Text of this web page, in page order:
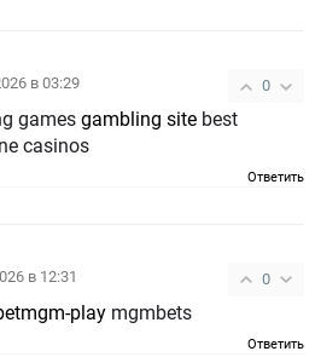
0
в 03:29
games gambling site
casinos
Ответить
0
в 12:31
play mgmbets
Ответить